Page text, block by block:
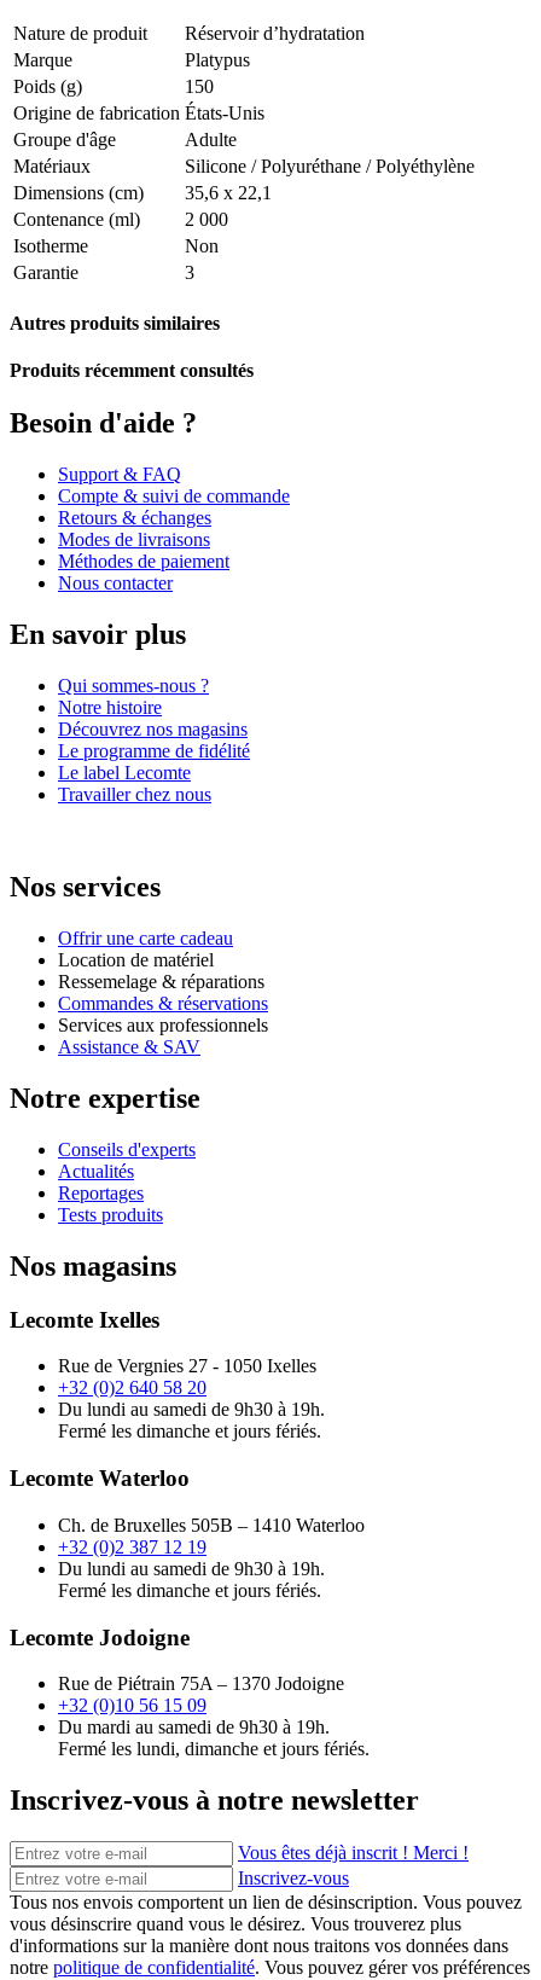
Nature de produit
Réservoir d’hydratation
Marque
Platypus
Poids (g)
150
Origine de fabrication États-Unis
Groupe d'âge
Adulte
Matériaux
Silicone / Polyuréthane / Polyéthylène
Dimensions (cm)
35,6 x 22,1
Contenance (ml)
2 000
Isotherme
Non
Garantie
3
Autres produits similaires
Produits récemment consultés
Besoin d'aide ?
Support & FAQ
Compte & suivi de commande
Retours & échanges
Modes de livraisons
Méthodes de paiement
Nous contacter
En savoir plus
Qui sommes-nous ?
Notre histoire
Découvrez nos magasins
Le programme de fidélité
Le label Lecomte
Travailler chez nous
Nos services
Offrir une carte cadeau
Location de matériel
Ressemelage & réparations
Commandes & réservations
Services aux professionnels
Assistance & SAV
Notre expertise
Conseils d'experts
Actualités
Reportages
Tests produits
Nos magasins
Lecomte Ixelles
Rue de Vergnies 27 - 1050 Ixelles
+32 (0)2 640 58 20
Du lundi au samedi de 9h30 à 19h.
Fermé les dimanche et jours fériés.
Lecomte Waterloo
Ch. de Bruxelles 505B – 1410 Waterloo
+32 (0)2 387 12 19
Du lundi au samedi de 9h30 à 19h.
Fermé les dimanche et jours fériés.
Lecomte Jodoigne
Rue de Piétrain 75A – 1370 Jodoigne
+32 (0)10 56 15 09
Du mardi au samedi de 9h30 à 19h.
Fermé les lundi, dimanche et jours fériés.
Inscrivez-vous à notre newsletter
Vous êtes déjà inscrit ! Merci !
Inscrivez-vous
Tous nos envois comportent un lien de désinscription. Vous pouvez
vous désinscrire quand vous le désirez. Vous trouverez plus
d'informations sur la manière dont nous traitons vos données dans
notre politique de confidentialité. Vous pouvez gérer vos préférences